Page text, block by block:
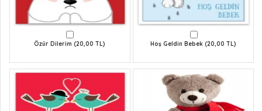
Özür Dilerim (20,00 TL) Hoş Geldin Bebek (20,00 TL)